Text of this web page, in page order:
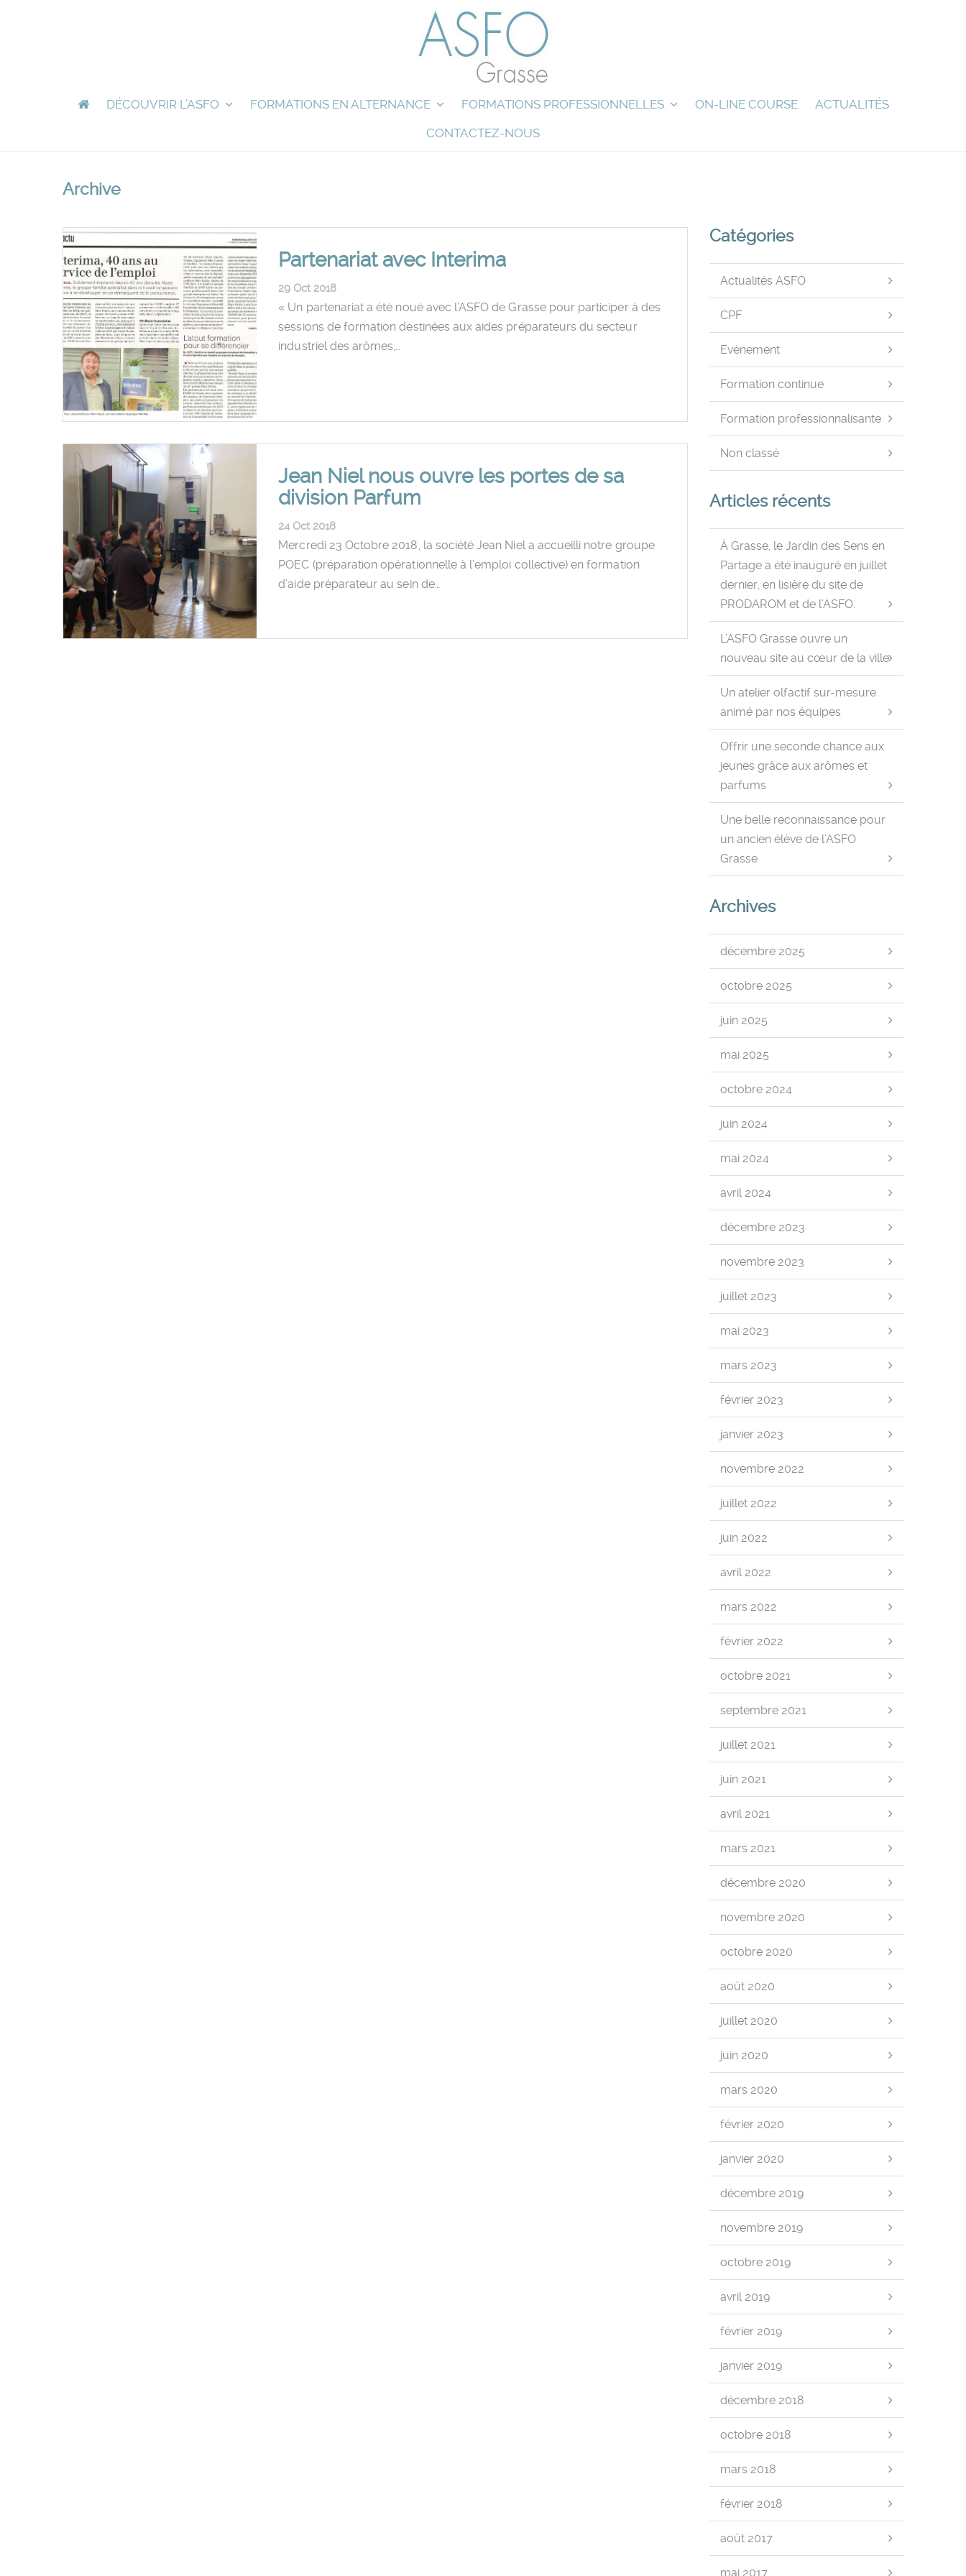
DÉCOUVRIR L’ASFO FORMATIONS EN ALTERNANCE FORMATIONS PROFESSIONNELLES ON-LINE COURSE
ACTUALITÉS
CONTACTEZ-NOUS
Archive
Partenariat avec Interima
29 Oct 2018
« Un partenariat a été noué avec l’ASFO de Grasse pour participer à des
sessions de formation destinées aux aides préparateurs du secteur
industriel des arômes,…
Jean Niel nous ouvre les portes de sa
division Parfum
24 Oct 2018
Mercredi 23 Octobre 2018, la société Jean Niel a accueilli notre groupe
POEC (préparation opérationnelle à l’emploi collective) en formation
d’aide préparateur au sein de…
Catégories
Actualités ASFO
CPF
Evénement
Formation continue
Formation professionnalisante
Non classé
Articles récents
À Grasse, le Jardin des Sens en
Partage a été inauguré en juillet
dernier, en lisière du site de
PRODAROM et de l’ASFO.
L’ASFO Grasse ouvre un
nouveau site au cœur de la ville
Un atelier olfactif sur-mesure
animé par nos équipes
Offrir une seconde chance aux
jeunes grâce aux arômes et
parfums
Une belle reconnaissance pour
un ancien élève de l’ASFO
Grasse
Archives
décembre 2025
octobre 2025
juin 2025
mai 2025
octobre 2024
juin 2024
mai 2024
avril 2024
décembre 2023
novembre 2023
juillet 2023
mai 2023
mars 2023
février 2023
janvier 2023
novembre 2022
juillet 2022
juin 2022
avril 2022
mars 2022
février 2022
octobre 2021
septembre 2021
juillet 2021
juin 2021
avril 2021
mars 2021
décembre 2020
novembre 2020
octobre 2020
août 2020
juillet 2020
juin 2020
mars 2020
février 2020
janvier 2020
décembre 2019
novembre 2019
octobre 2019
avril 2019
février 2019
janvier 2019
décembre 2018
octobre 2018
mars 2018
février 2018
août 2017
mai 2017